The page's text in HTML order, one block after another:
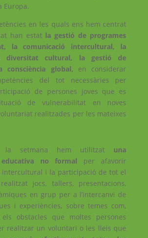
Europa.
en les quals ens hem centrat
han estatla gestió de programes
la comunicació intercultural, la
diversitat cultural, la gestió de
consciència global, en considerar
del tot necessàries per
de persones joves que es
de vulnerabilitat en noves
realitzades per les mateixes
la setmana hem utilitzat una
no formal per afavorir
intercultural i la participació de tot el
jocs, tallers, presentacions,
en grup per a l’intercanvi de
i experiències, sobre temes com,
obstacles que moltes persones
realitzar un voluntari o les lleis que